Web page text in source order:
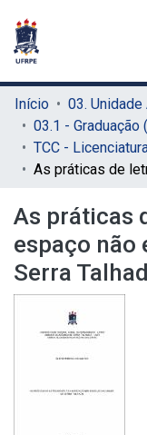
Início
03.1 - Graduação
As práticas
espaço não
Serra